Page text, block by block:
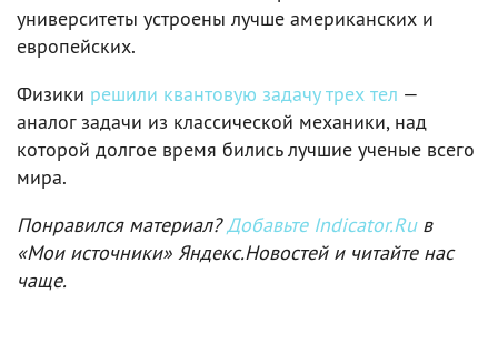
университеты устроены лучше американских и
европейских.
Физики решили квантовую задачу трех тел —
аналог задачи из классической механики, над
которой долгое время бились лучшие ученые всего
мира.
Понравился материал?Добавьте Indicator.Ruв
«Мои источники» Яндекс.Новостей и читайте нас
чаще.